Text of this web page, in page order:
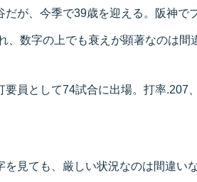
だが、今季で39歳を迎える。阪神で
、数字の上でも衰えが顕著なのは間
要員として74試合に出場。打率.207
を見ても、厳しい状況なのは間違い